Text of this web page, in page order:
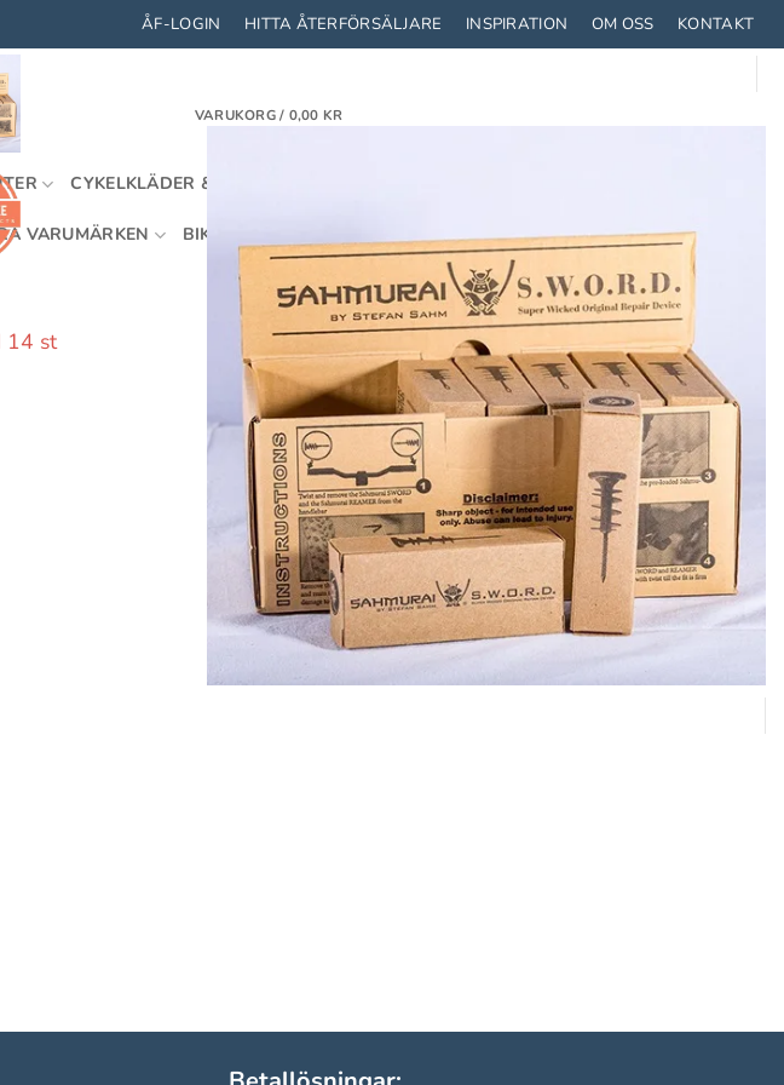
ÅF-LOGIN HITTA ÅTERFÖRSÄLJARE INSPIRATION OM OSS KONTAKT
VARUKORG / 0,00 KR
CYKELKLÄDER & UTRUSTNING
VARUMÄRKEN BIKEFIT
14 st